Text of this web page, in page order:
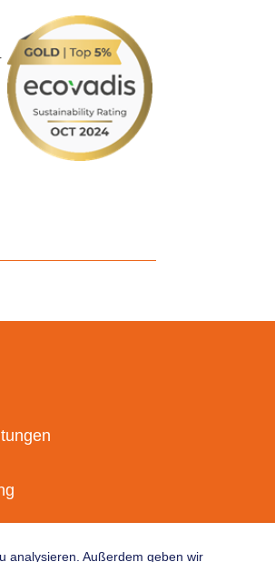
analysieren. Außerdem geben wir